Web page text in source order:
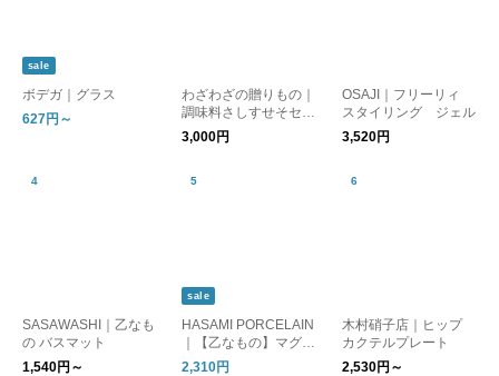
sale
ボデガ｜グラス
627円～
わざわざの贈りもの｜
調味料さしすせそセッ
ト【ギフト】
3,000円
OSAJI｜フリーリィ
スタイリング ジェル
3,520円
SASAWASHI｜乙なも
の バスマット
1,540円～
sale
HASAMI PORCELAIN
｜【乙なもの】マグカ
ップ Mサイズ
2,310円
木村硝子店｜ヒップ
カクテルプレート
2,530円～